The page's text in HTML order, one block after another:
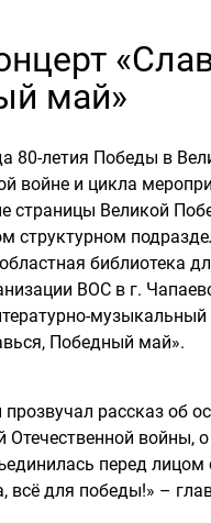
май»
80-летия Победы в
войне и цикла
страницы Великой
структурном
библиотека
ВОС в г.
музыкальный
Победный май».
рассказ об
Отечественной войны,
перед
всё для победы!» –